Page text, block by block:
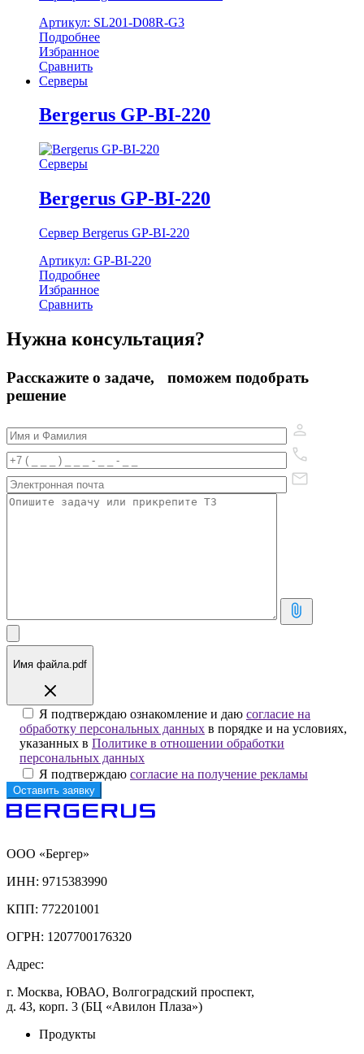
Артикул: SL201-D08R-G3
Подробнее
Избранное
Сравнить
Серверы
Bergerus GP-BI-220
Серверы
Bergerus GP-BI-220
Сервер Bergerus GP-BI-220
Артикул: GP-BI-220
Подробнее
Избранное
Сравнить
Нужна консультация?
Расскажите о задаче, поможем подобрать
решение
Имя файла.pdf
Я подтверждаю ознакомление и даю согласие на
обработку персональных данных в порядке и на условиях,
указанных в Политике в отношении обработки
персональных данных
Я подтверждаю согласие на получение рекламы
ООО «Бергер»
ИНН: 9715383990
КПП: 772201001
ОГРН: 1207700176320
Адрес:
г. Москва, ЮВАО, Волгоградский проспект,
д. 43, корп. 3 (БЦ «Авилон Плаза»)
Продукты